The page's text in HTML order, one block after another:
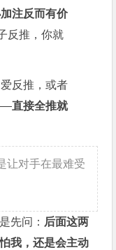
注反而有价
反推，你就
反推，或者
直接全推就
让对手在最难受
先问： 后面这两
我，还是会主动